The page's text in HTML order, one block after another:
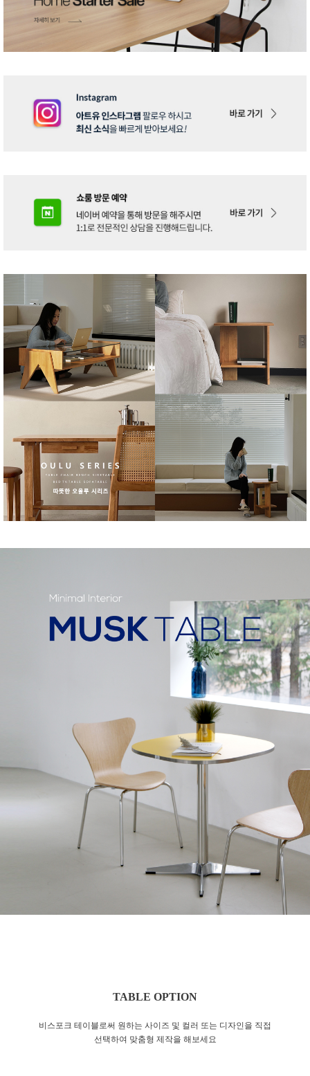
TABLE OPTION
비스포크 테이블로써 원하는 사이즈 및 컬러 또는 디자인을 직접
선택하여 맞춤형 제작을 해보세요